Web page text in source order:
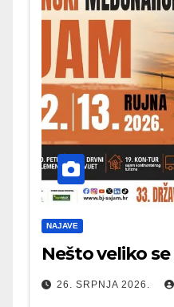
NAJAVE
Nešto veliko
26. SRPNJA 2026.